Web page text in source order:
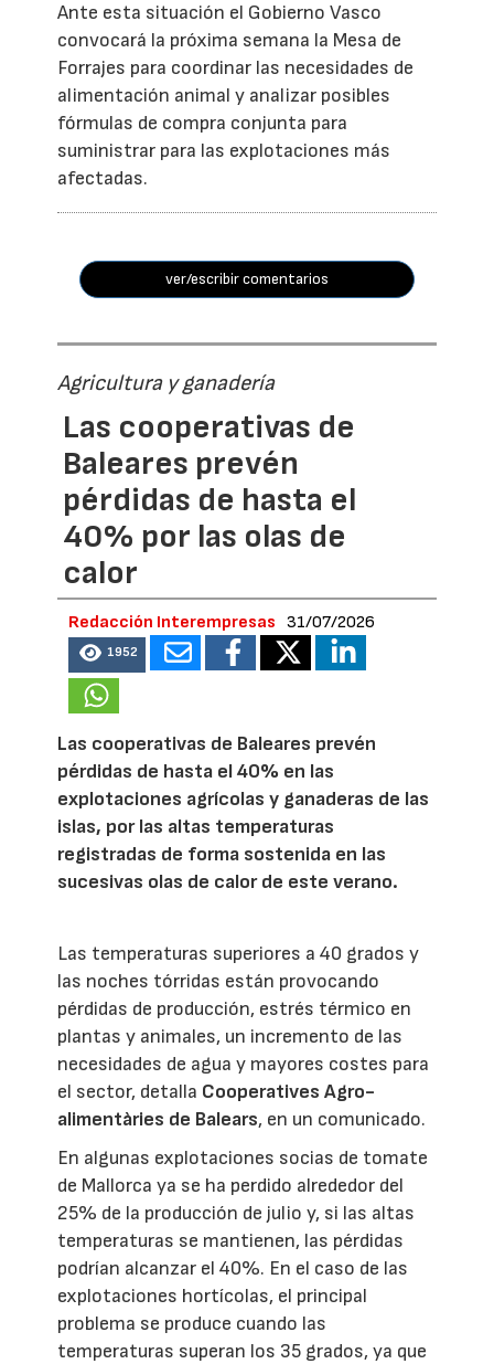
Ante esta situación el Gobierno Vasco
convocará la próxima semana la Mesa de
Forrajes para coordinar las necesidades de
alimentación animal y analizar posibles
fórmulas de compra conjunta para
suministrar para las explotaciones más
afectadas.
ver/escribir comentarios
Agricultura y ganadería
Las cooperativas de
Baleares prevén
pérdidas de hasta el
40% por las olas de
calor
Redacción Interempresas 31/07/2026
1952
Las cooperativas de Baleares prevén
pérdidas de hasta el 40% en las
explotaciones agrícolas y ganaderas de las
islas, por las altas temperaturas
registradas de forma sostenida en las
sucesivas olas de calor de este verano.
Las temperaturas superiores a 40 grados y
las noches tórridas están provocando
pérdidas de producción, estrés térmico en
plantas y animales, un incremento de las
necesidades de agua y mayores costes para
el sector, detalla Cooperatives Agro-
alimentàries de Balears, en un comunicado.
En algunas explotaciones socias de tomate
de Mallorca ya se ha perdido alrededor del
25% de la producción de julio y, si las altas
temperaturas se mantienen, las pérdidas
podrían alcanzar el 40%. En el caso de las
explotaciones hortícolas, el principal
problema se produce cuando las
temperaturas superan los 35 grados, ya que